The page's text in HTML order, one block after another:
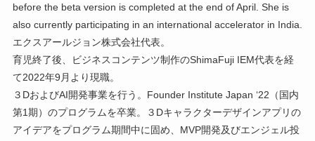
before the beta version is completed at the end of April. She is
also currently participating in an international accelerator in India.
エクスアールジョン株式会社代表。
育児終了後、ビジネスコンテンツ制作のShimaFuji IEM代表を経
て2022年9月より現職。
３DおよびAI開発事業を行う。Founder Institute Japan ‘22（国内
第1期）のプログラムを卒業。３Dキャラクターデザインアプリの
アイデアをプログラム期間中に固め、MVP開発及びエンジェル投